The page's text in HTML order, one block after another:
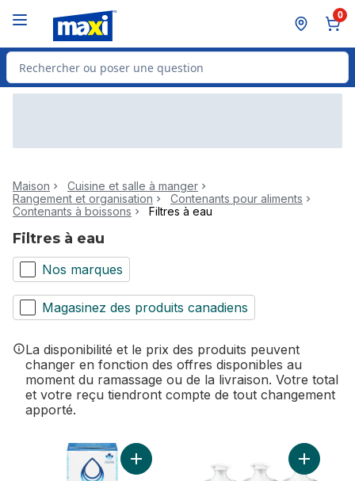
0
Rechercher des produits
Maison
Cuisine et salle à manger
Rangement et organisation
Contenants pour aliments
Contenants à boissons
Filtres à eau
Filtres à eau
Nos marques
Magasinez des produits canadiens
La disponibilité et le prix des produits peuvent
changer en fonction des offres disponibles au
moment du ramassage ou de la livraison. Votre total
et votre reçu tiendront compte de tout changement
apporté.
Ajouter Filtre pour pichet, 1 paquet au
Ajouter